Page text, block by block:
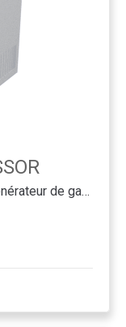
Approvisionnement en air pour le générateur de gaz COSMOS